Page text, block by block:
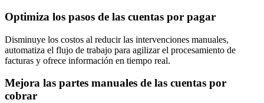
Optimiza los pasos de las cuentas por pagar
Disminuye los costos al reducir las intervenciones manuales,
automatiza el flujo de trabajo para agilizar el procesamiento de
facturas y ofrece información en tiempo real.
Mejora las partes manuales de las cuentas por
cobrar